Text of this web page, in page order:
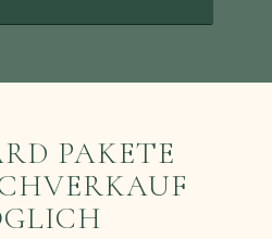
PAKETE